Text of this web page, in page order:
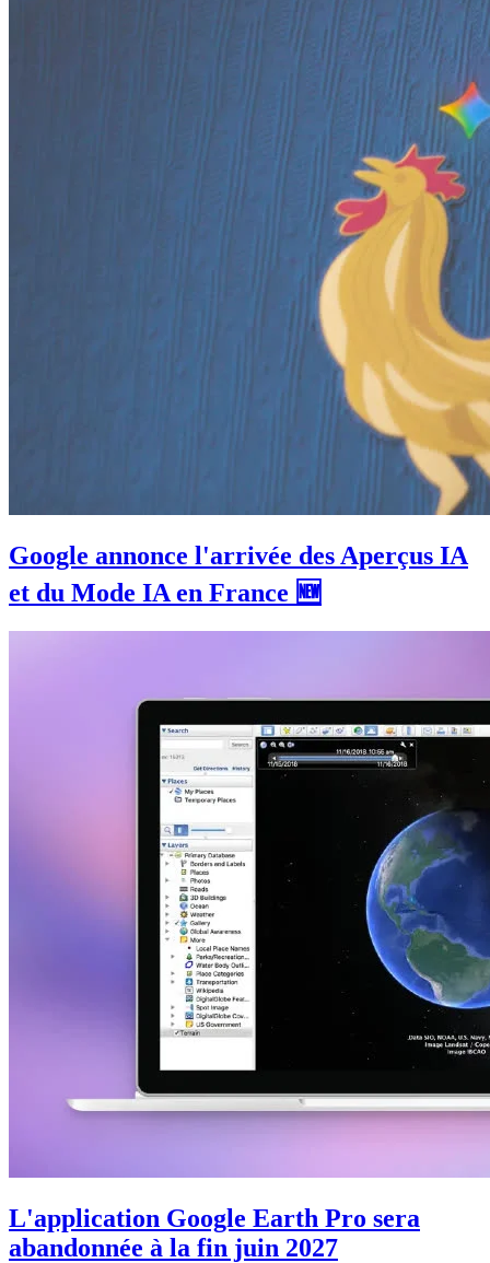
Google annonce l'arrivée des Aperçus IA
et du Mode IA en France 🆕
L'application Google Earth Pro sera
abandonnée à la fin juin 2027